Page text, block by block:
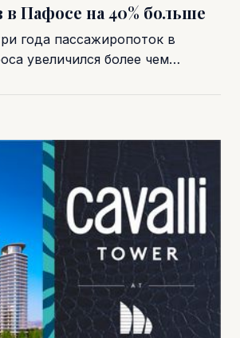
Пафосе на 40% больше
года пассажиропоток в
увеличился более чем…